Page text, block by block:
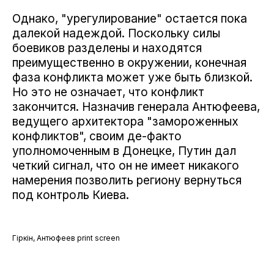
Однако, "урегулирование" остается пока
далекой надеждой. Поскольку силы
боевиков разделены и находятся
преимущественно в окружении, конечная
фаза конфликта может уже быть близкой.
Но это не означает, что конфликт
закончится. Назначив генерала Антюфеева,
ведущего архитектора "замороженных
конфликтов", своим де-факто
уполномоченным в Донецке, Путин дал
четкий сигнал, что он не имеет никакого
намерения позволить региону вернуться
под контроль Киева.
Гіркін, Антюфеев print screen